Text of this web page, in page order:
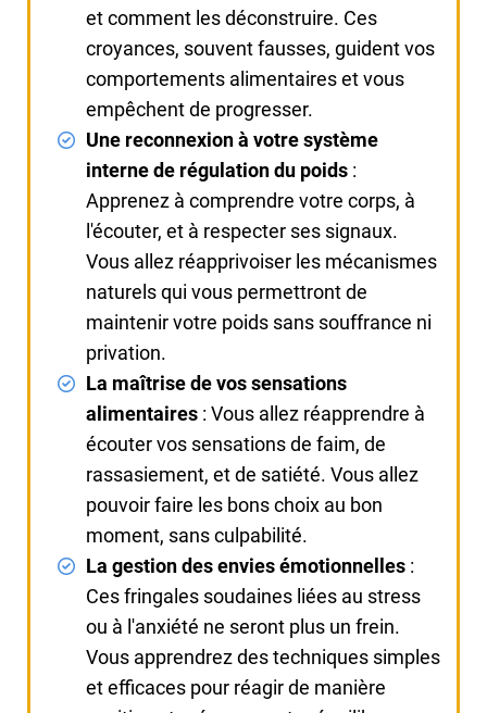
et comment les déconstruire. Ces
croyances, souvent fausses, guident vos
comportements alimentaires et vous
empêchent de progresser.
Une reconnexion à votre système
interne de régulation du poids :
Apprenez à comprendre votre corps, à
l'écouter, et à respecter ses signaux.
Vous allez réapprivoiser les mécanismes
naturels qui vous permettront de
maintenir votre poids sans souffrance ni
privation.
La maîtrise de vos sensations
alimentaires : Vous allez réapprendre à
écouter vos sensations de faim, de
rassasiement, et de satiété. Vous allez
pouvoir faire les bons choix au bon
moment, sans culpabilité.
La gestion des envies émotionnelles :
Ces fringales soudaines liées au stress
ou à l'anxiété ne seront plus un frein.
Vous apprendrez des techniques simples
et efficaces pour réagir de manière